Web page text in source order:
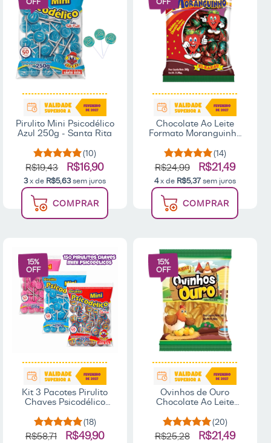
Pirulito Mini Psicodélico
Azul 250g - Santa Rita
(10)
R$19,43 R$16,90
3x de R$5,63sem juros
COMPRAR
Chocolate Ao Leite
Formato Moranguinho
(14)
R$24,99 R$21,49
4 x de R$5,37 sem juros
COMPRAR
15%
OFF
Kit 3 Pacotes Pirulito
Chaves Psicodélico
(18)
R$58,71 R$49,90
15%
OFF
Ovinhos de Ouro
Chocolate Ao Leite
(20)
R$25,28 R$21,49